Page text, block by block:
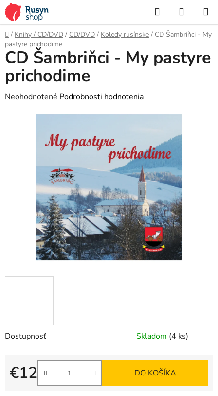
Prejsť
na
obsah
Hľadať
KOŠÍK
Domov
/ Knihy / CD/DVD / CD/DVD / Koledy rusínske / CD Šambriňci - My
pastyre prichodime
Dostupnosť Skladom (4 ks)
€12
Jednotková cena:
DO KOŠÍKA
CD Šambriňci - My pastyre
prichodime
Priemerné
hviezdičiek.
Neohodnotené Podrobnosti hodnotenia